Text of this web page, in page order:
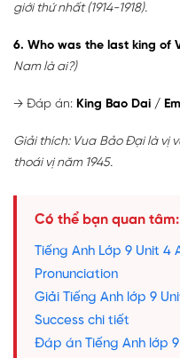
giới thứ nhất (1914-1918).
6. Who was the last king of
Nam là ai?)
→ Đáp án: King Bao Dai /
Giải thích: Vua Bảo Đại là vị
thoái vị năm 1945.
Có thể bạn quan tâm:
Tiếng Anh Lớp 9 Unit 4
Pronunciation
Giải Tiếng Anh lớp 9
Success chi tiết
Đáp án Tiếng Anh lớp